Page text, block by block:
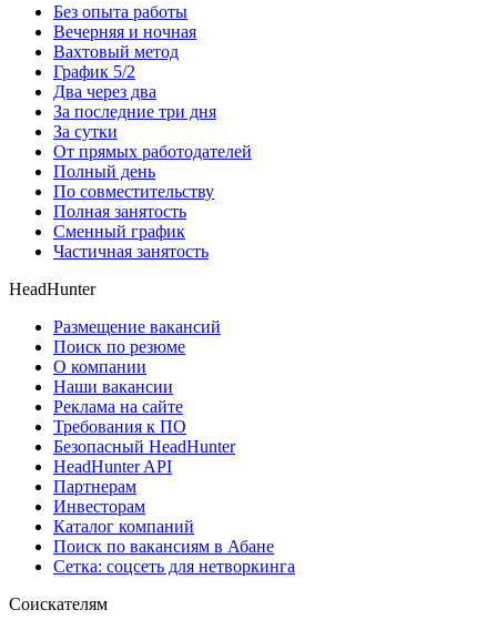
Без опыта работы
Вечерняя и ночная
Вахтовый метод
График 5/2
Два через два
За последние три дня
За сутки
От прямых работодателей
Полный день
По совместительству
Полная занятость
Сменный график
Частичная занятость
HeadHunter
Размещение вакансий
Поиск по резюме
О компании
Наши вакансии
Реклама на сайте
Требования к ПО
Безопасный HeadHunter
HeadHunter API
Партнерам
Инвесторам
Каталог компаний
Поиск по вакансиям в Абане
Сетка: соцсеть для нетворкинга
Соискателям